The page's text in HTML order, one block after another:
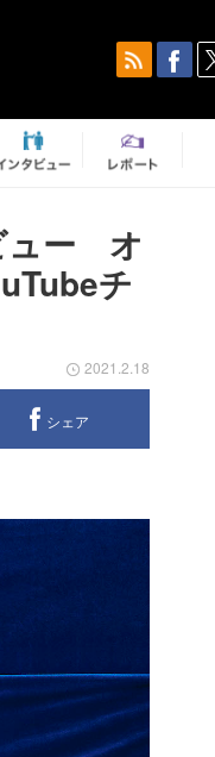
ュー オ
チ
2021.2.18
シェア